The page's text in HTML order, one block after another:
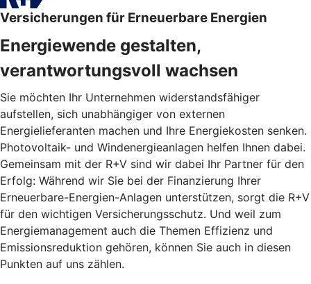
Versicherungen für Erneuerbare Energien
Energiewende gestalten,
verantwortungsvoll wachsen
Sie möchten Ihr Unternehmen widerstandsfähiger
aufstellen, sich unabhängiger von externen
Energielieferanten machen und Ihre Energiekosten senken.
Photovoltaik- und Windenergieanlagen helfen Ihnen dabei.
Gemeinsam mit der R+V sind wir dabei Ihr Partner für den
Erfolg: Während wir Sie bei der Finanzierung Ihrer
Erneuerbare-Energien-Anlagen unterstützen, sorgt die R+V
für den wichtigen Versicherungsschutz. Und weil zum
Energiemanagement auch die Themen Effizienz und
Emissionsreduktion gehören, können Sie auch in diesen
Punkten auf uns zählen.